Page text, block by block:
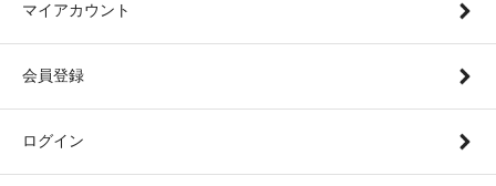
マイアカウント
会員登録
ログイン